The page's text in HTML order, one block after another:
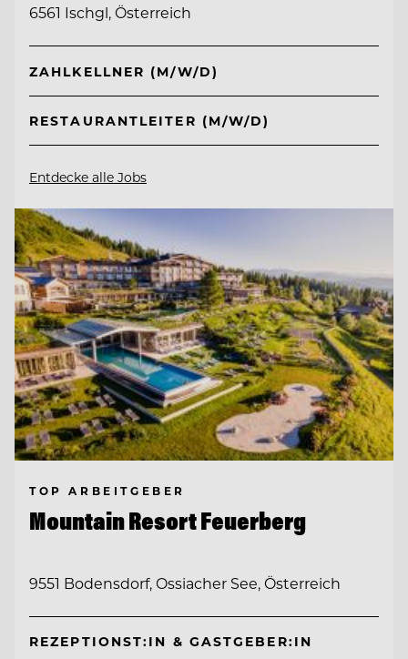
6561 Ischgl, Österreich
ZAHLKELLNER (M/W/D)
RESTAURANTLEITER (M/W/D)
Entdecke alle Jobs
TOP ARBEITGEBER
Mountain Resort Feuerberg
9551 Bodensdorf, Ossiacher See, Österreich
REZEPTIONST:IN & GASTGEBER:IN